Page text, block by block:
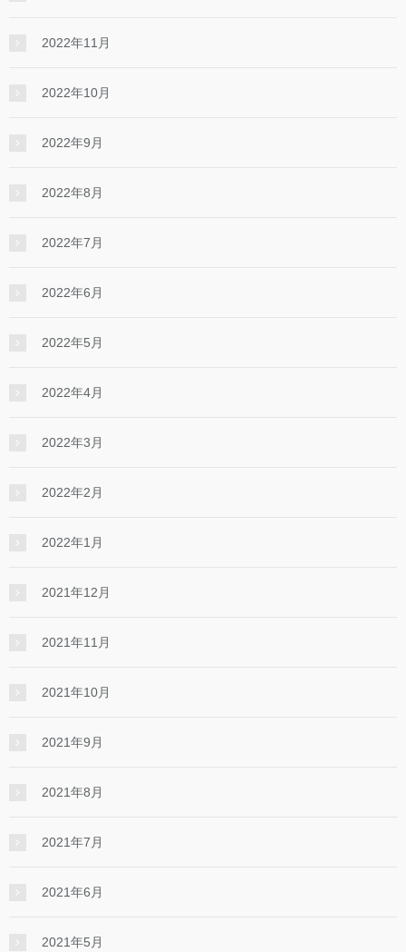
2022年11月
2022年10月
2022年9月
2022年8月
2022年7月
2022年6月
2022年5月
2022年4月
2022年3月
2022年2月
2022年1月
2021年12月
2021年11月
2021年10月
2021年9月
2021年8月
2021年7月
2021年6月
2021年5月